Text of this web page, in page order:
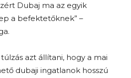
Dubaj ma az egyik
a befektetőknek” –
azt állítani, hogy a mai
dubaji ingatlanok hosszú